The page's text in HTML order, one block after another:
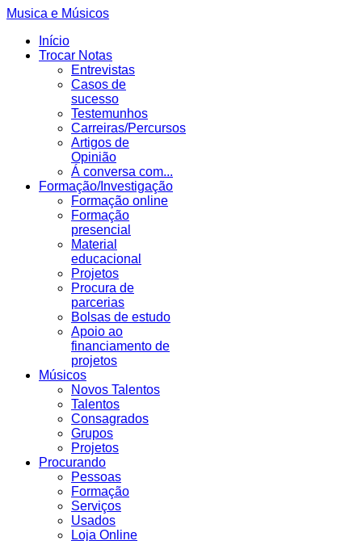
Musica e Músicos
Início
Trocar Notas
Entrevistas
Casos de
sucesso
Testemunhos
Carreiras/Percursos
Artigos de
Opinião
Á conversa com...
Formação/Investigação
Formação online
Formação
presencial
Material
educacional
Projetos
Procura de
parcerias
Bolsas de estudo
Apoio ao
financiamento de
projetos
Músicos
Novos Talentos
Talentos
Consagrados
Grupos
Projetos
Procurando
Pessoas
Formação
Serviços
Usados
Loja Online